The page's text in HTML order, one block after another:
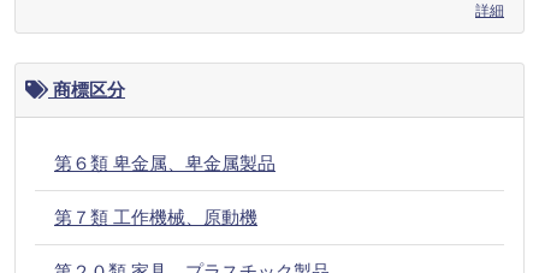
詳細
商標区分
第６類 卑金属、卑金属製品
第７類 工作機械、原動機